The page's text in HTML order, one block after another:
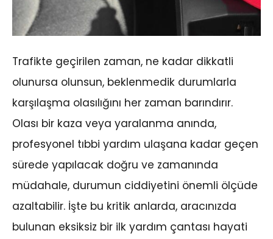
Trafikte geçirilen zaman, ne kadar dikkatli
olunursa olunsun, beklenmedik durumlarla
karşılaşma olasılığını her zaman barındırır.
Olası bir kaza veya yaralanma anında,
profesyonel tıbbi yardım ulaşana kadar geçen
sürede yapılacak doğru ve zamanında
müdahale, durumun ciddiyetini önemli ölçüde
azaltabilir. İşte bu kritik anlarda, aracınızda
bulunan eksiksiz bir ilk yardım çantası hayati